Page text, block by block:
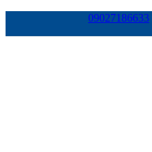
09027186633